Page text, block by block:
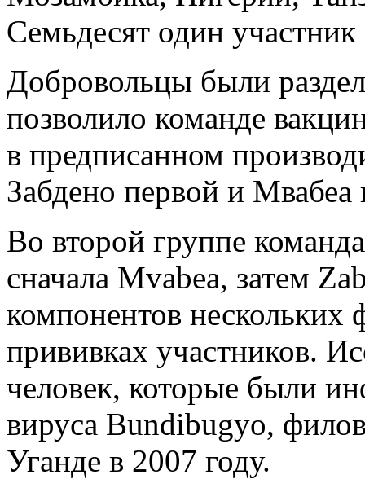
Семьдесят один
Добровольцы были
позволило команде
в предписанном
Забдено первой и Мвабеа
Во второй группе
сначала Mvabea, затем
компонентов нескольких
прививках участников.
человек, которые были
вируса Bundibugyo,
Уганде в 2007 году.